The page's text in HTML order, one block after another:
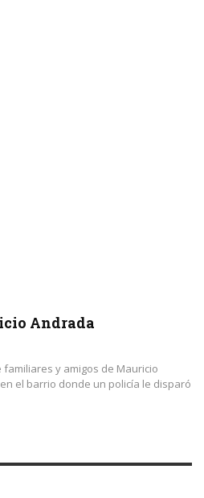
Andrada
y amigos de Mauricio
el barrio donde un policía le disparó